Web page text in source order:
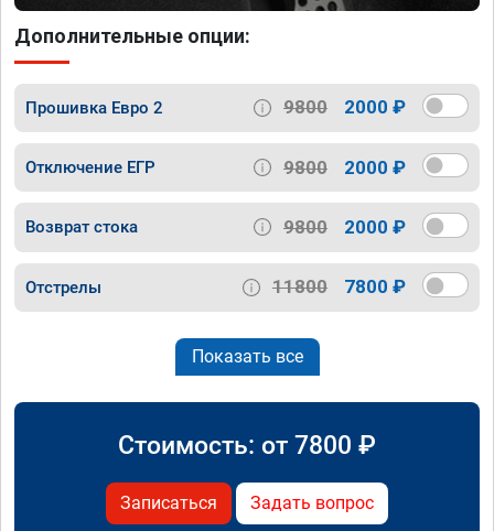
Дополнительные опции:
Прошивка Евро 2 9800 2000 ₽
Отключение ЕГР 9800 2000 ₽
Возврат стока 9800 2000 ₽
Отстрелы 11800 7800 ₽
Показать все
Стоимость: от 7800 ₽
Записаться Задать вопрос